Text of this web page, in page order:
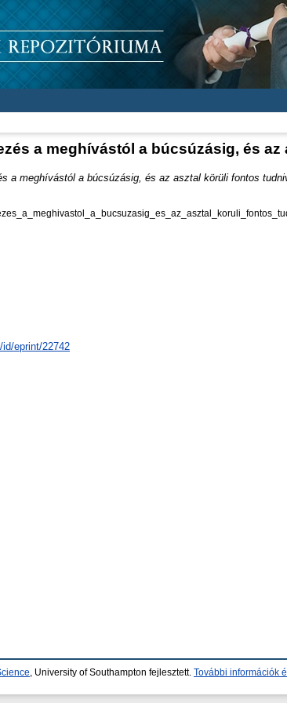
a meghívástól a búcsúzásig, és
a meghívástól a búcsúzásig, és az asztal körüli fontos
eprint/22742
, University of Southampton fejlesztett. További információk